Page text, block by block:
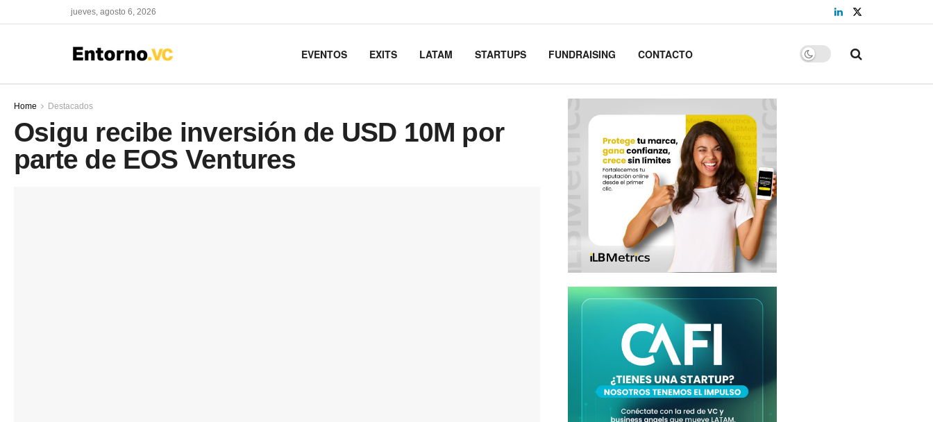
jueves, agosto 6, 2026
EVENTOS EXITS LATAM STARTUPS FUNDRAISING CONTACTO
Home Destacados
Osigu recibe inversión de USD 10M por
parte de EOS Ventures